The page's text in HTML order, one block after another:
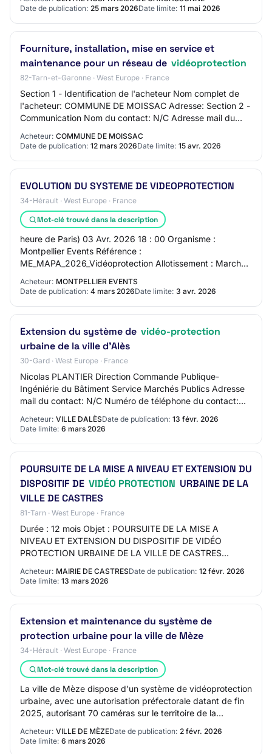
Date de publication: 25 mars 2026Date limite: 11 mai 2026
Fourniture, installation, mise en service et
maintenance pour un réseau de vidéoprotection
82-Tarn-et-Garonne · West Europe · France
Section 1 - Identification de l'acheteur Nom complet de
l'acheteur: COMMUNE DE MOISSAC Adresse: Section 2 -
Communication Nom du contact: N/C Adresse mail du
Acheteur: COMMUNE DE MOISSAC
Date de publication: 12 mars 2026Date limite: 15 avr. 2026
EVOLUTION DU SYSTEME DE VIDEOPROTECTION
34-Hérault · West Europe · France
Mot-clé trouvé dans la description
heure de Paris) 03 Avr. 2026 18 : 00 Organisme :
Montpellier Events Référence :
ME_MAPA_2026_Vidéoprotection Allotissement : Marché
procédure : Procéd…
Acheteur: MONTPELLIER EVENTS
Date de publication: 4 mars 2026Date limite: 3 avr. 2026
Extension du système de vidéo-protection
urbaine de la ville d'Alès
30-Gard · West Europe · France
Nicolas PLANTIER Direction Commande Publique-
Ingéniérie du Bâtiment Service Marchés Publics Adresse
mail du contact: N/C Numéro de téléphone du contact:
N/C Section 3 - Identification du marché Intit…
Acheteur: VILLE DALÈSDate de publication: 13 févr. 2026
Date limite: 6 mars 2026
POURSUITE DE LA MISE A NIVEAU ET EXTENSION DU
DISPOSITIF DE VIDÉO PROTECTION URBAINE DE LA
VILLE DE CASTRES
81-Tarn · West Europe · France
Durée : 12 mois Objet : POURSUITE DE LA MISE A
NIVEAU ET EXTENSION DU DISPOSITIF DE VIDÉO
PROTECTION URBAINE DE LA VILLE DE CASTRES
marché : Fournitures…
Acheteur: MAIRIE DE CASTRESDate de publication: 12 févr. 2026
Date limite: 13 mars 2026
Extension et maintenance du système de
protection urbaine pour la ville de Mèze
34-Hérault · West Europe · France
Mot-clé trouvé dans la description
La ville de Mèze dispose d'un système de vidéoprotection
urbaine, avec une autorisation préfectorale datant de fin
2025, autorisant 70 caméras sur le territoire de la
Acheteur: VILLE DE MÈZEDate de publication: 2 févr. 2026
Date limite: 6 mars 2026